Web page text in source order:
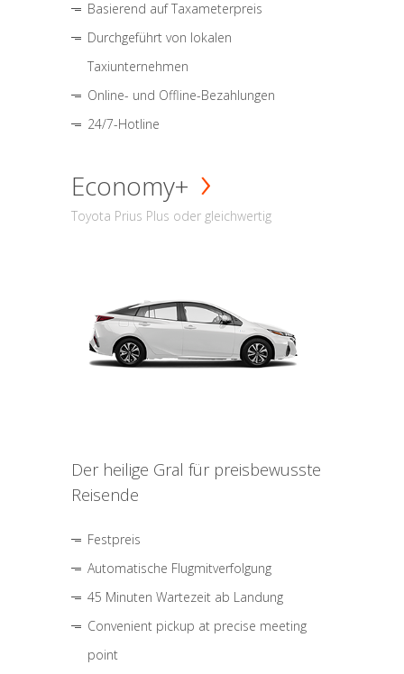
Basierend auf Taxameterpreis
Durchgeführt von lokalen
Taxiunternehmen
Online- und Offline-Bezahlungen
24/7-Hotline
Economy+
Toyota Prius Plus oder gleichwertig
Der heilige Gral für preisbewusste
Reisende
Festpreis
Automatische Flugmitverfolgung
45 Minuten Wartezeit ab Landung
Convenient pickup at precise meeting
point